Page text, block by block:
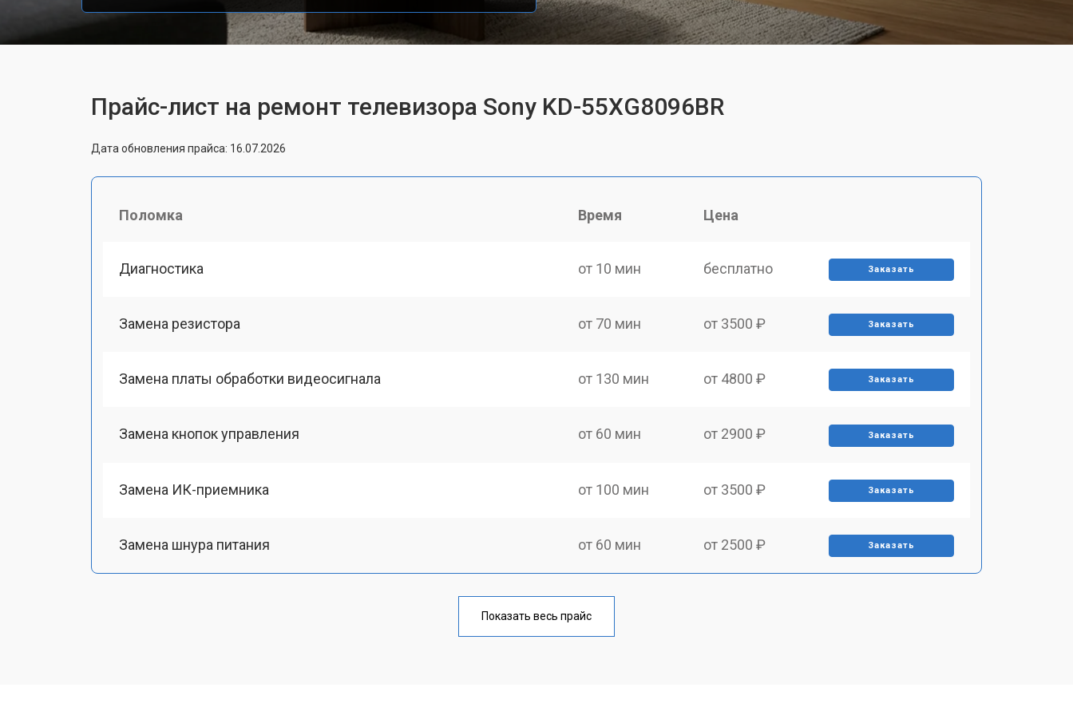
Прайс-лист на ремонт телевизора Sony KD-55XG8096BR
Дата обновления прайса: 16.07.2026
Поломка Время Цена
Диагностика от 10 мин бесплатно Заказать
Замена резистора от 70 мин от 3500 ₽ Заказать
Замена платы обработки видеосигнала от 130 мин от 4800 ₽ Заказать
Замена кнопок управления от 60 мин от 2900 ₽ Заказать
Замена ИК-приемника от 100 мин от 3500 ₽ Заказать
Замена шнура питания от 60 мин от 2500 ₽ Заказать
от 90 мин
Показать весь прайс